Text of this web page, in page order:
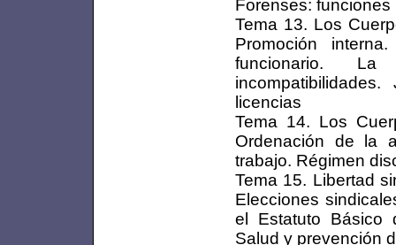
Forenses: funciones
Tema 13. Los
Promoción
funcionario.
licencias
Tema 14. Los
Ordenación de la
trabajo. Régimen
Tema 15. Libertad
Elecciones
el Estatuto Básico
Salud y prevención